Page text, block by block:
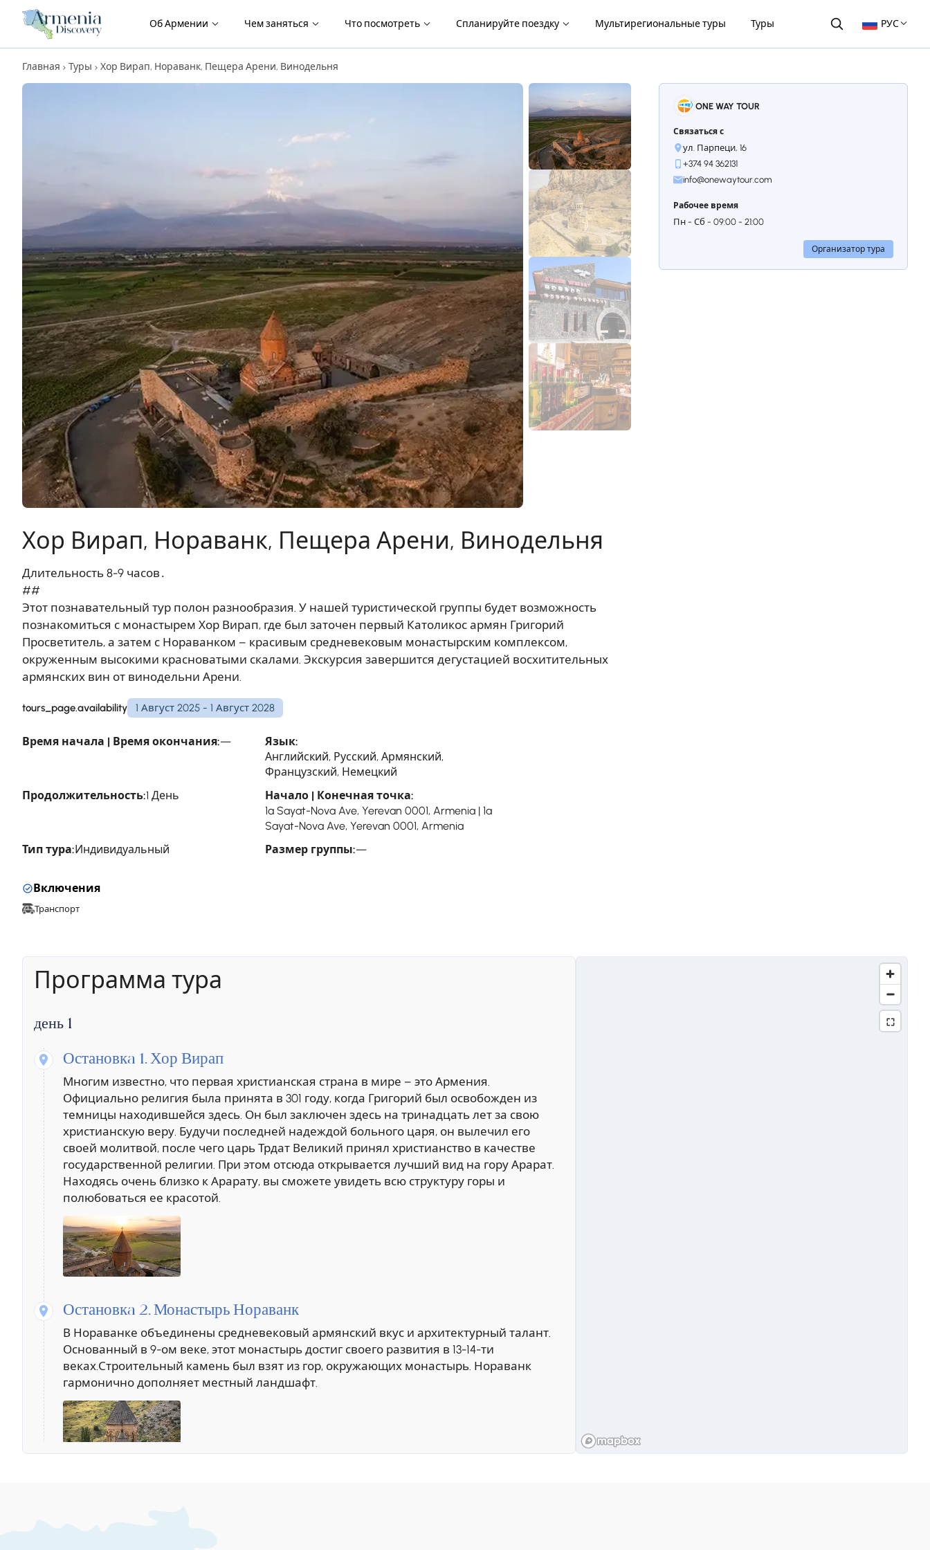
Об Армении Чем заняться Что посмотреть Спланируйте поездку Мультирегиональные туры Туры РУС
Главная Туры Хор Вирап, Нораванк, Пещера Арени, Винодельня
Хор Вирап, Нораванк, Пещера Арени, Винодельня
Длительность 8-9 часов․
##
Этот познавательный тур полон разнообразия. У нашей туристической группы будет возможность
познакомиться с монастырем Хор Вирап, где был заточен первый Католикос армян Григорий
Просветитель, а затем с Нораванком – красивым средневековым монастырским комплексом,
окруженным высокими красноватыми скалами. Экскурсия завершится дегустацией восхитительных
армянских вин от винодельни Арени.
tours_page.availability 1 Август 2025 - 1 Август 2028
Время начала | Время окончания:—
Язык:
Английский, Русский, Армянский,
Французский, Немецкий
Продолжительность:1 День
Начало | Конечная точка:
1a Sayat-Nova Ave, Yerevan 0001, Armenia | 1a
Sayat-Nova Ave, Yerevan 0001, Armenia
Тип тура:Индивидуальный Размер группы:—
Включения
Транспорт
ONE WAY TOUR
Связаться с
ул. Парпеци, 16
+374 94 362131
info@onewaytour.com
Рабочее время
Пн - Сб - 09:00 - 21:00
Организатор тура
Программа тура
день 1
Остановкa 1. Хор Вирап
Многим известно, что первая христианская страна в мире – это Армения.
Официально религия была принята в 301 году, когда Григорий был освобожден из
темницы находившейся здесь. Он был заключен здесь на тринадцать лет за свою
христианскую веру. Будучи последней надеждой больного царя, он вылечил его
своей молитвой, после чего царь Трдат Великий принял христианство в качестве
государственной религии. При этом отсюда открывается лучший вид на гору Арарат.
Находясь очень близко к Арарату, вы сможете увидеть всю структуру горы и
полюбоваться ее красотой.
Остановкa 2. Монастырь Нораванк
В Нораванке объединены средневековый армянский вкус и архитектурный талант.
Основанный в 9-ом веке, этот монастырь достиг своего развития в 13-14-ти
веках.Строительный камень был взят из гор, окружающих монастырь. Нораванк
гармонично дополняет местный ландшафт.
винный завод Арени. Наши гости могут попробовать различные виды армянских